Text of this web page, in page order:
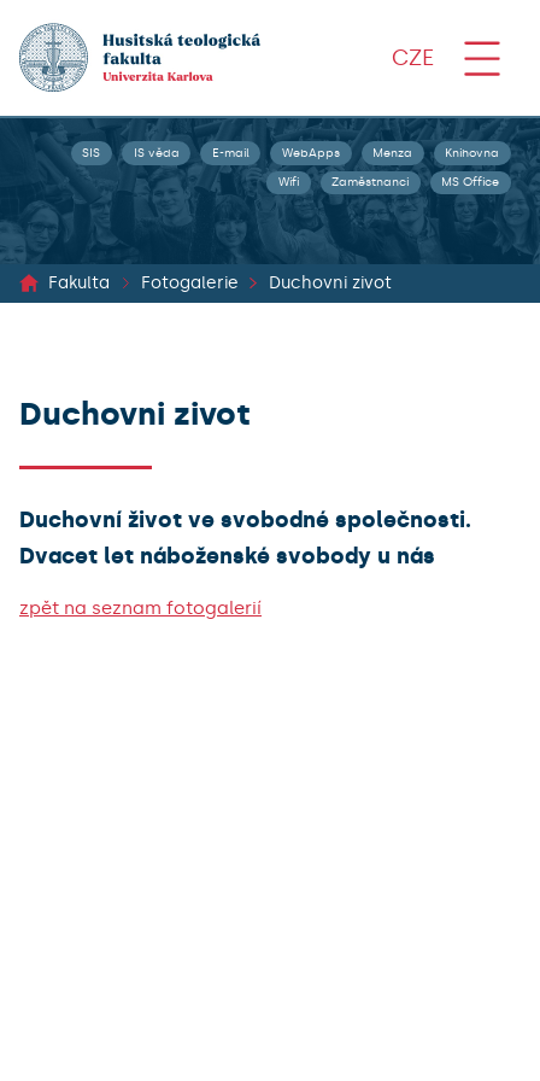
CZE
SIS IS věda E-mail WebApps Menza Knihovna
Wifi Zaměstnanci MS Office
Fakulta Fotogalerie Duchovni zivot
Duchovni zivot
Duchovní život ve svobodné společnosti.
Dvacet let náboženské svobody u nás
zpět na seznam fotogalerií